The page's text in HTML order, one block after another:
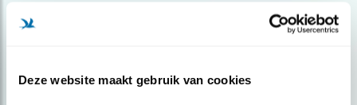
Deze website maakt gebruik van cookies
Meld je aan en ontvang nieuws, inspiratie, acties en tips
over vogels en activiteiten van Vogelbescherming.